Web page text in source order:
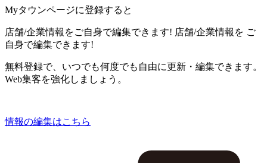
Myタウンページに登録すると
店舗/企業情報をご自身で編集できます! 店舗/企業情報を ご
自身で編集できます!
無料登録で、いつでも何度でも自由に更新・編集できます。
Web集客を強化しましょう。
情報の編集はこちら